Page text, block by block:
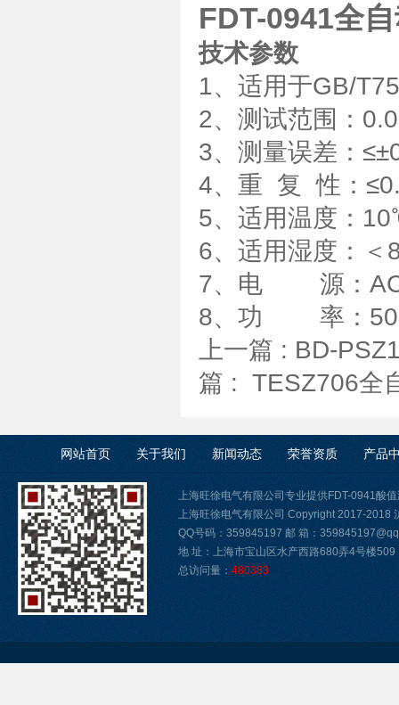
FDT-0941全
技术参数
1、适用于GB/
2、测试范围：
3、测量误差：
4、重 复 性：
5、适用温度：
6、适用湿度：＜
7、电 源：
8、功 率：
上一篇 : BD-
篇 : TESZ706全
网站首页 关于我们 新闻动态 荣誉资质 产品
上海旺徐电气有限公司专业提供FDT-0941酸
上海旺徐电气有限公司 Copyright 2017-2018
QQ号码：359845197 邮 箱：
地 址：上海市宝山区水产西路680弄4号楼509
总访问量： 480383